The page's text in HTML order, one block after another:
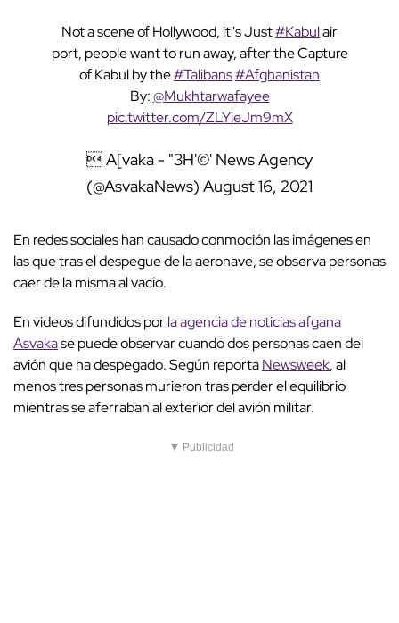
Not a scene of Hollywood, it"s Just#Kabulair
port, people want to run away, after the Capture
of Kabul by the#Talibans#Afghanistan
By:@Mukhtarwafayee
pic.twitter.com/ZLYieJm9mX
 A[vaka - "3H'©' News Agency
(@AsvakaNews) August 16, 2021
En redes sociales han causado conmoción las imágenes en
las que tras el despegue de la aeronave, se observa personas
caer de la misma al vacío.
En videos difundidos porla agencia de noticias afgana
Asvakase puede observar cuando dos personas caen del
avión que ha despegado. Según reportaNewsweek, al
menos tres personas murieron tras perder el equilibrio
mientras se aferraban al exterior del avión militar.
▼ Publicidad